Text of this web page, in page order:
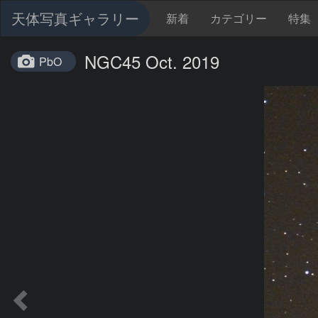
天体写真ギャラリー 新着 カテゴリー 特集
PbO NGC45 Oct. 2019